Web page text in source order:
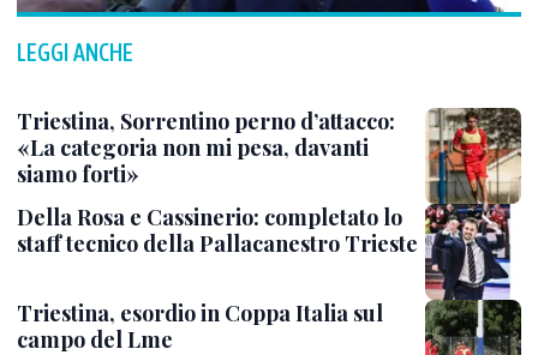
LEGGI ANCHE
Triestina, Sorrentino perno d’attacco:
«La categoria non mi pesa, davanti
siamo forti»
Della Rosa e Cassinerio: completato lo
staff tecnico della Pallacanestro Trieste
Triestina, esordio in Coppa Italia sul
campo del Lme